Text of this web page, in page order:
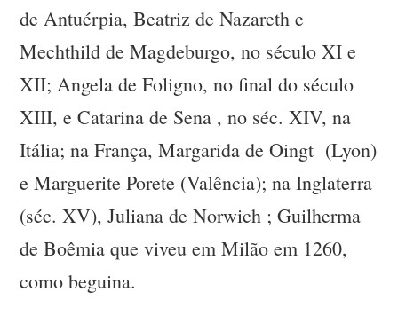
de Antuérpia, Beatriz de Nazareth e
Mechthild de Magdeburgo, no século XI e
XII; Angela de Foligno, no final do século
XIII, e Catarina de Sena , no séc. XIV, na
Itália; na França, Margarida de Oingt (Lyon)
e Marguerite Porete (Valência); na Inglaterra
(séc. XV), Juliana de Norwich ; Guilherma
de Boêmia que viveu em Milão em 1260,
como beguina.